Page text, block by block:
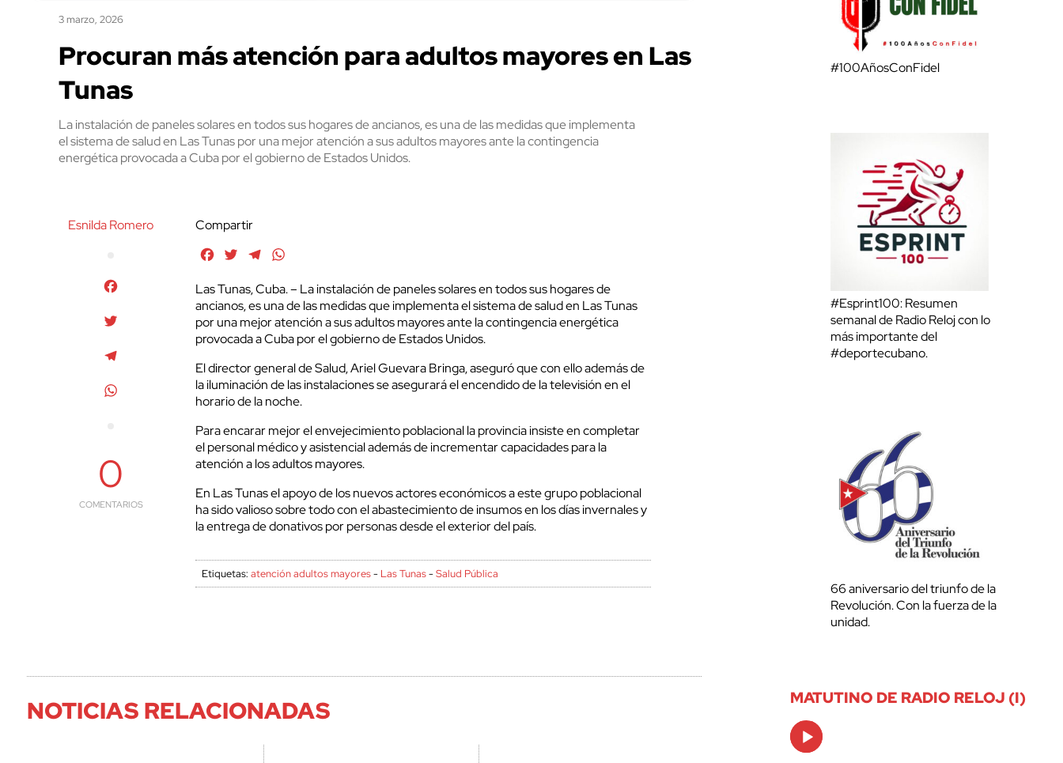
3 marzo, 2026
Procuran más atención para adultos mayores en Las
Tunas
La instalación de paneles solares en todos sus hogares de ancianos, es una de las medidas que implementa
el sistema de salud en Las Tunas por una mejor atención a sus adultos mayores ante la contingencia
energética provocada a Cuba por el gobierno de Estados Unidos.
Esnilda Romero
0
COMENTARIOS
Compartir
FacebookTwitterTelegram
Las Tunas, Cuba. – La instalación de paneles solares en todos sus hogares de
ancianos, es una de las medidas que implementa el sistema de salud en Las Tunas
por una mejor atención a sus adultos mayores ante la contingencia energética
provocada a Cuba por el gobierno de Estados Unidos.
El director general de Salud, Ariel Guevara Bringa, aseguró que con ello además de
la iluminación de las instalaciones se asegurará el encendido de la televisión en el
horario de la noche.
Para encarar mejor el envejecimiento poblacional la provincia insiste en completar
el personal médico y asistencial además de incrementar capacidades para la
atención a los adultos mayores.
En Las Tunas el apoyo de los nuevos actores económicos a este grupo poblacional
ha sido valioso sobre todo con el abastecimiento de insumos en los días invernales y
la entrega de donativos por personas desde el exterior del país.
Etiquetas:atención adultos mayores- Las Tunas-Salud Pública
NOTICIAS RELACIONADAS
#100AñosConFidel
#Esprint100: Resumen
semanal de Radio Reloj con lo
más importante del
#deportecubano.
66 aniversario del triunfo de la
Revolución. Con la fuerza de la
unidad.
MATUTINO DE RADIO RELOJ (I)
Audio
Player